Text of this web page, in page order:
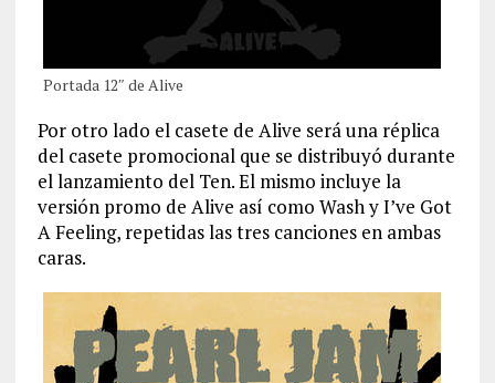
Portada 12″ de Alive
Por otro lado el casete de Alive será una réplica
del casete promocional que se distribuyó durante
el lanzamiento del Ten. El mismo incluye la
versión promo de Alive así como Wash y I’ve Got
A Feeling, repetidas las tres canciones en ambas
caras.